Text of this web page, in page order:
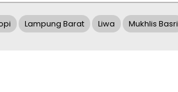
Lampung Barat Liwa Mukhlis Basri